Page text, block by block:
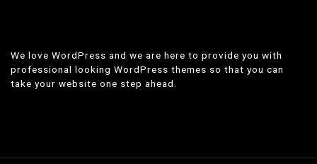
We love WordPress and we are here to provide you with
professional looking WordPress themes so that you can
take your website one step ahead.